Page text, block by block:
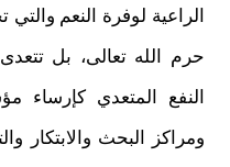
الراعية لوفرة النعم
حرم الله تعالى، بل
النفع المتعدي كإرساء
ومراكز البحث والابتكار